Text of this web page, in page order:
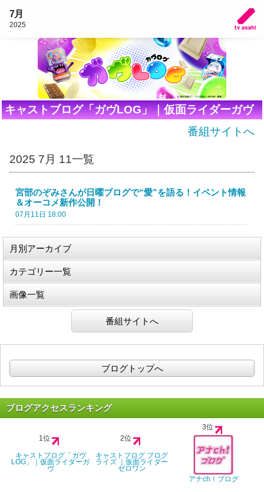
7月
2025
キャストブログ「ガヴLOG」｜仮面ライダーガヴ
番組サイトへ
2025 7月 11一覧
宮部のぞみさんが日曜ブログで“愛”を語る！イベント情報
＆オーコメ新作公開！
07月11日 18:00
月別アーカイブ
カテゴリー一覧
画像一覧
番組サイトへ
ブログトップへ
ブログアクセスランキング
1位
キャストブログ「ガヴ
LOG」｜仮面ライダーガ
ヴ
2位
キャストブログ ブログ
ライズ ｜仮面ライダー
ゼロワン
3位
アナch！ブログ